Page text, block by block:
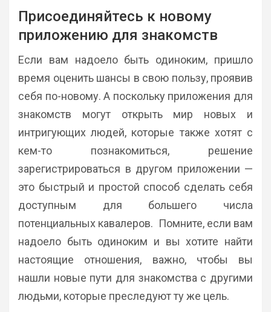
Присоединяйтесь к новому
приложению для знакомств
Если вам надоело быть одиноким, пришло
время оценить шансы в свою пользу, проявив
себя по-новому. А поскольку приложения для
знакомств могут открыть мир новых и
интригующих людей, которые также хотят с
кем-то познакомиться, решение
зарегистрироваться в другом приложении —
это быстрый и простой способ сделать себя
доступным для большего числа
потенциальных кавалеров. Помните, если вам
надоело быть одиноким и вы хотите найти
настоящие отношения, важно, чтобы вы
нашли новые пути для знакомства с другими
людьми, которые преследуют ту же цель.